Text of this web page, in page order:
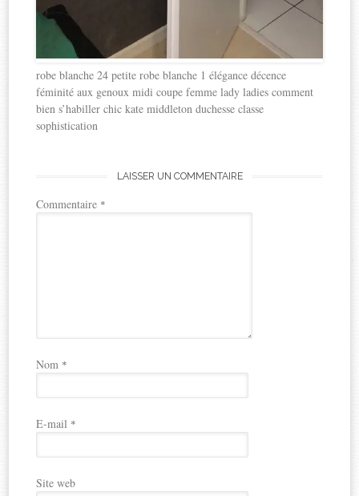
robe blanche 24 petite robe blanche 1 élégance décence
féminité aux genoux midi coupe femme lady ladies comment
bien s’habiller chic kate middleton duchesse classe
sophistication
LAISSER UN COMMENTAIRE
Commentaire *
Nom *
E-mail *
Site web